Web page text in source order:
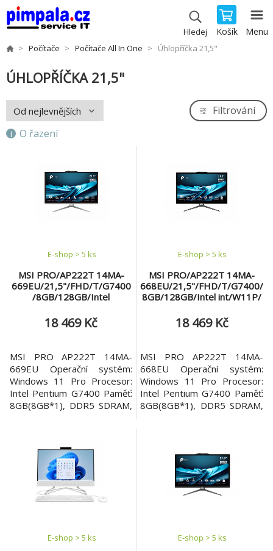
Hledej Košík Menu
Počítače Počítače All In One Úhlopříčka 21,5"
ÚHLOPŘÍČKA 21,5"
O řazení
Filtrování
MSI PRO/AP222T 14MA-
669EU/21,5"/FHD/T/G7400
/8GB/128GB/Intel
E-shop > 5 ks
18 469 Kč
MSI PRO AP222T 14MA-
669EU Operační systém:
Windows 11 Pro Procesor:
Intel Pentium G7400 Paměť:
8GB(8GB*1), DDR5 SDRAM,
disk: 128GB, PCIe GEN3x4
w/o DRAM NVMe, M.2-2280
M-KEY Optická mechanika:
Ne Čtečka paměťových karet:
Ano Displej: 21.5", IPS,
MSI PRO/AP222T 14MA-
668EU/21,5"/FHD/T/G7400/
8GB/128GB/Intel int/W11P/
E-shop > 5 ks
18 469 Kč
MSI PRO AP222T 14MA-
668EU Operační systém:
Windows 11 Pro Procesor:
Intel Pentium G7400 Paměť:
8GB(8GB*1), DDR5 SDRAM,
disk: 128GB, PCIe GEN3x4
w/o DRAM NVMe, M.2-2280
M-KEY Optická mechanika:
Ne Čtečka paměťových karet:
E-shop > 5 ks E-shop > 5 ks